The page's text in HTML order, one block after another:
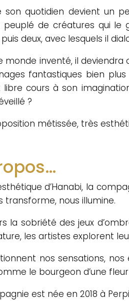
son quotidien devient un
peuplé de créatures qui le
puis deux, avec lesquels il
monde inventé, il
fantastiques bien
libre cours à son
?
métissée, très
d’Hanabi, la
transforme, nous illumine.
la sobriété des jeux
les artistes explorent
nos sensations,
le bourgeon d’une
est née en 2018 à